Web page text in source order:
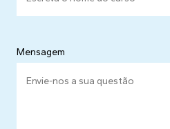
Mensagem